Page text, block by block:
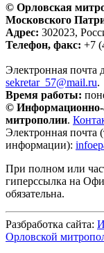
© Орловская
Московского
Адрес: 302023,
Телефон, факс: +7
Электронная почта
sekretar_57@mail.ru.
Время работы:
© Информационно-
митрополии.
Электронная почта
информации):
При полном или
гиперссылка на
обязательна.
Разбработка сайта:
Орловской